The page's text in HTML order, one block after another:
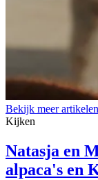
Bekijk meer
Kijken
Natasja en
alpaca's en